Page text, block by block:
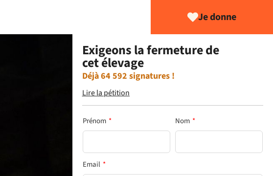
Je donne
Exigeons la fermeture de
cet élevage
Déjà64 592 signatures !
Lire la pétition
Prénom * Nom *
Email *